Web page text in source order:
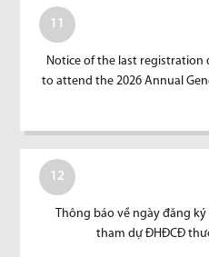
11
Notice of the last registration
to attend the 2026 Annual
12
Thông báo về ngày đăng
tham dự ĐHĐCĐ